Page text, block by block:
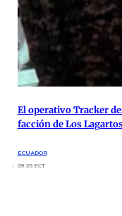
El operativo Tracker
facción de Los
ECUADOR
09:26 ECT